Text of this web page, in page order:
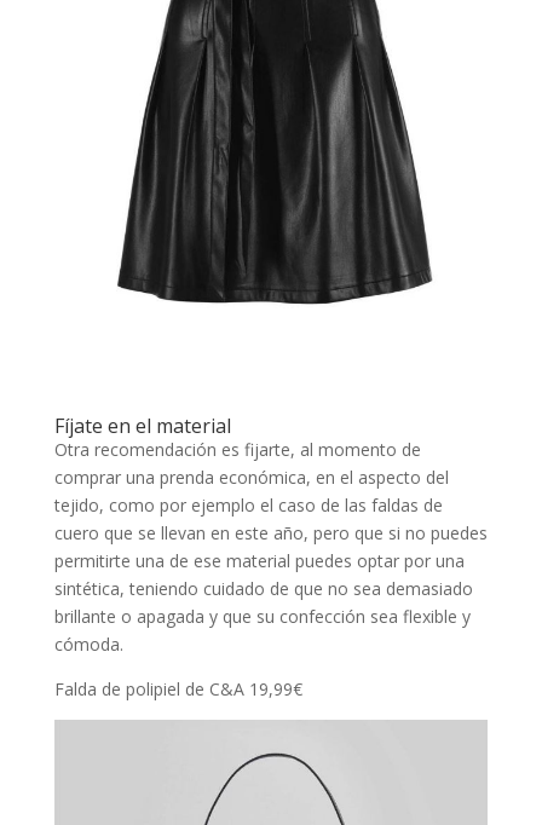
Fíjate en el material
Otra recomendación es fijarte, al momento de
comprar una prenda económica, en el aspecto del
tejido, como por ejemplo el caso de las faldas de
cuero que se llevan en este año, pero que si no puedes
permitirte una de ese material puedes optar por una
sintética, teniendo cuidado de que no sea demasiado
brillante o apagada y que su confección sea flexible y
cómoda.
Falda de polipiel de C&A 19,99€